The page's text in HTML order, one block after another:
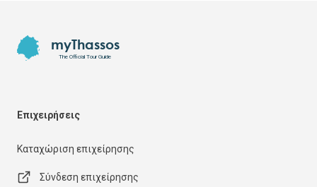
myThassos
The Official Tour Guide
Επιχειρήσεις
Καταχώριση επιχείρησης
Σύνδεση επιχείρησης